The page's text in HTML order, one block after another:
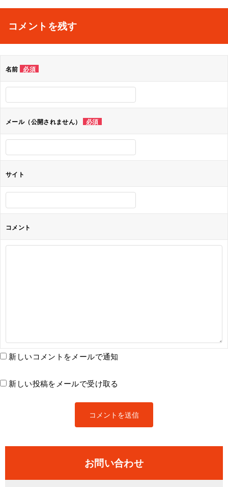
ビ
シ
ョ
ン
コメントを残す
名前 必須
メール（公開されません） 必須
サイト
コメント
新しいコメントをメールで通知
新しい投稿をメールで受け取る
お問い合わせ